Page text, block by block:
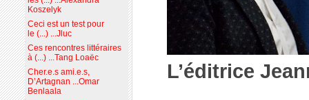
L’éditrice
Koszelyk
Ceci est un test pour
le (...) ...Jluc
Ces rencontres littéraires
à (...) ...Tang Loaëc
Cher.e.s ami.e.s,
D’Artagnan ...Omar
Benlaala